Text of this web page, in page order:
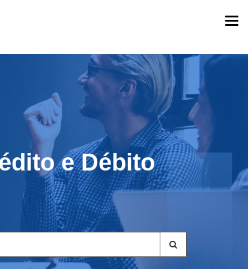
e Débito